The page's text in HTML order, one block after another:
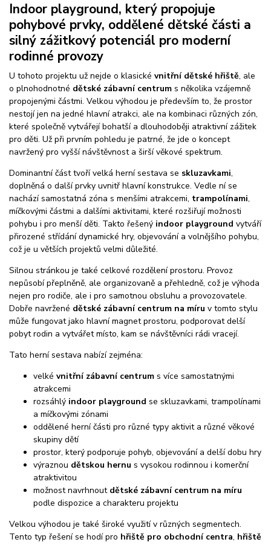
Indoor playground, který propojuje
pohybové prvky, oddělené dětské části a
silný zážitkový potenciál pro moderní
rodinné provozy
U tohoto projektu už nejde o klasické vnitřní dětské hřiště, ale
o plnohodnotné dětské zábavní centrum s několika vzájemně
propojenými částmi. Velkou výhodou je především to, že prostor
nestojí jen na jedné hlavní atrakci, ale na kombinaci různých zón,
které společně vytvářejí bohatší a dlouhodoběji atraktivní zážitek
pro děti. Už při prvním pohledu je patrné, že jde o koncept
navržený pro vyšší návštěvnost a širší věkové spektrum.
Dominantní část tvoří velká herní sestava se skluzavkami,
doplněná o další prvky uvnitř hlavní konstrukce. Vedle ní se
nachází samostatná zóna s menšími atrakcemi, trampolínami,
míčkovými částmi a dalšími aktivitami, které rozšiřují možnosti
pohybu i pro menší děti. Takto řešený indoor playground vytváří
přirozené střídání dynamické hry, objevování a volnějšího pohybu,
což je u větších projektů velmi důležité.
Silnou stránkou je také celkové rozdělení prostoru. Provoz
nepůsobí přeplněně, ale organizovaně a přehledně, což je výhoda
nejen pro rodiče, ale i pro samotnou obsluhu a provozovatele.
Dobře navržené dětské zábavní centrum na míru v tomto stylu
může fungovat jako hlavní magnet prostoru, podporovat delší
pobyt rodin a vytvářet místo, kam se návštěvníci rádi vracejí.
Tato herní sestava nabízí zejména:
velké vnitřní zábavní centrum s více samostatnými
atrakcemi
rozsáhlý indoor playground se skluzavkami, trampolínami
a míčkovými zónami
oddělené herní části pro různé typy aktivit a různé věkové
skupiny dětí
prostor, který podporuje pohyb, objevování a delší dobu hry
výraznou dětskou hernu s vysokou rodinnou i komerční
atraktivitou
možnost navrhnout dětské zábavní centrum na míru
podle dispozice a charakteru projektu
Velkou výhodou je také široké využití v různých segmentech.
Tento typ řešení se hodí pro hřiště pro obchodní centra, hřiště